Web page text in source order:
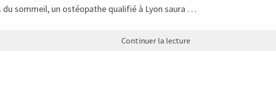
sommeil, un ostéopathe qualifié à Lyon saura …
Continuer la lecture